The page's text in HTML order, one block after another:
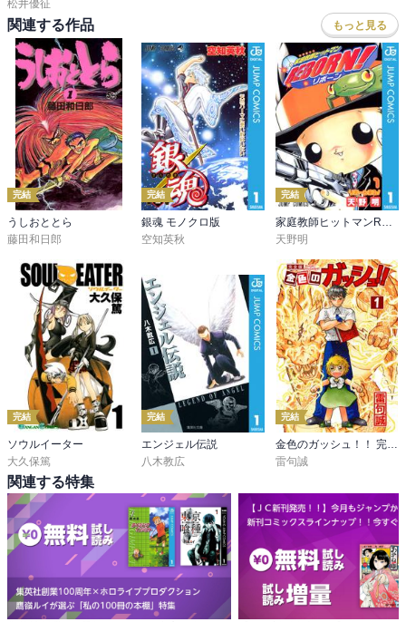
松井優征
関連する作品 もっと見る
完結
うしおととら
藤田和日郎
完結
銀魂 モノクロ版
空知英秋
完結
家庭教師ヒットマンREBORN! モノクロ版
天野明
完結
ソウルイーター
大久保篤
完結
エンジェル伝説
八木教広
完結
雷句誠
関連する特集